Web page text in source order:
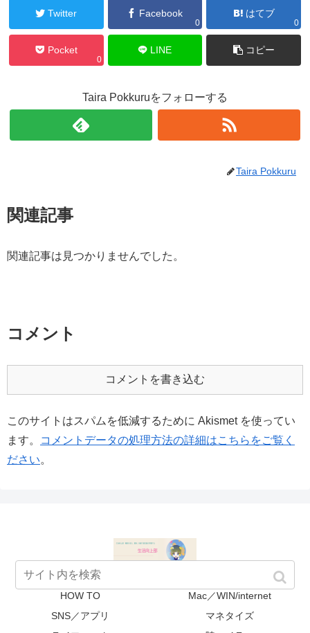
Twitter Facebook
0
はてブ
0
Pocket
0
LINE コピー
Taira Pokkuruをフォローする
Taira Pokkuru
関連記事
関連記事は見つかりませんでした。
コメント
コメントを書き込む
このサイトはスパムを低減するために Akismet を使ってい
ます。
コメントデータの処理方法の詳細はこちらをご覧く
ださい。
HOW TO
Mac／WIN/internet
SNS／アプリ
マネタイズ